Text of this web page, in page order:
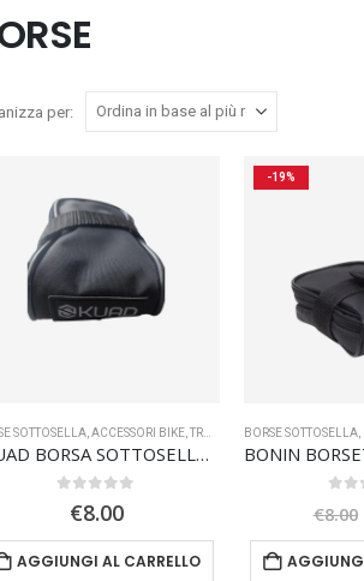
per:
SOTTOSELLA ,ACCESSORI BIKE ,TRASPORTO
SKUAD BORSA SOTTOSELLA POCKET SMALL
€8.00
AGGIUNGI AL CARRELLO
-19%
BORSE SOTTOSELLA,
€8.00